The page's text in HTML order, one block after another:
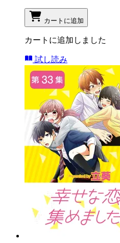
カートに追加
カートに追加しました
試し読み